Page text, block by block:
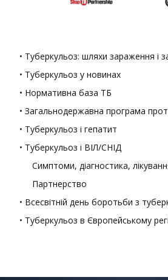
• Туберкульоз: шляхи зараження і
• Туберкульоз у новинах
• Нормативна база ТБ
• Загальнодержавна програма
• Туберкульоз і гепатит
• Туберкульоз і ВІЛ/СНІД
Симптоми, діагностика,
Партнерство
• Всесвітній день боротьби з
• Туберкульоз в Європейському